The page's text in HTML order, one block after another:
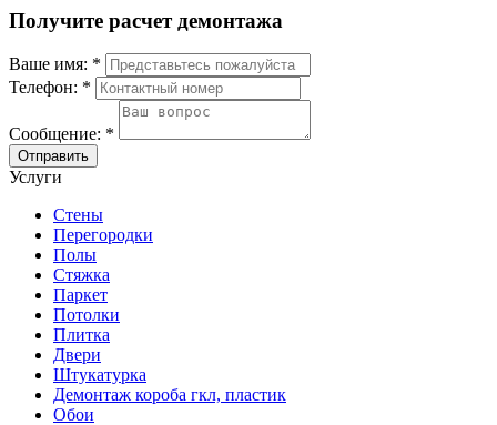
Получите расчет демонтажа
Ваше имя: *
Телефон: *
Сообщение: *
Отправить
Услуги
Стены
Перегородки
Полы
Стяжка
Паркет
Потолки
Плитка
Двери
Штукатурка
Демонтаж короба гкл, пластик
Обои